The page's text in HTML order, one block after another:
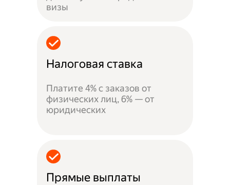
визы
Налоговая ставка
Платите 4% с заказов от
физических лиц, 6% — от
юридических
Прямые выплаты